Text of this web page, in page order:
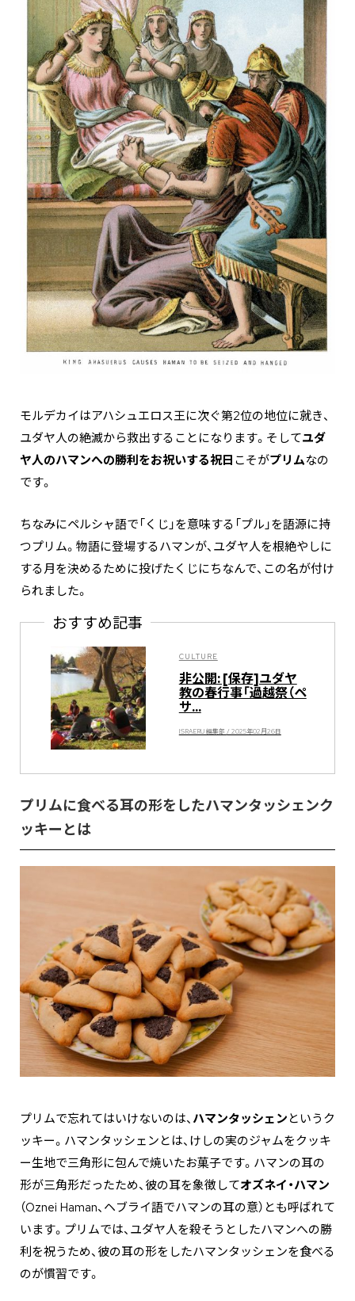
モルデカイはアハシュエロス王に次ぐ第2位の地位に就き、
ユダヤ人の絶滅から救出することになります。そしてユダ
ヤ人のハマンへの勝利をお祝いする祝日 こそがプリムなの
です。
ちなみにペルシャ語で「くじ」を意味する「プル」を語源に持
つプリム。物語に登場するハマンが、ユダヤ人を根絶やしに
する月を決めるために投げたくじにちなんで、この名が付け
られました。
おすすめ記事
CULTURE
非公開: [保存]ユダヤ
教の春行事「過越祭（ペ
サ...
ISRAERU 編集部 / 2025年02月26日
プリムに食べる耳の形をしたハマンタッシェンク
ッキーとは
プリムで忘れてはいけないのは、 ハマンタッシェン というク
ッキー。ハマンタッシェンとは、けしの実のジャムをクッキ
ー生地で三角形に包んで焼いたお菓子です。ハマンの耳の
形が三角形だったため、彼の耳を象徴してオズネイ・ハマン
（Oznei Haman、ヘブライ語でハマンの耳の意）とも呼ばれて
います。プリムでは、ユダヤ人を殺そうとしたハマンへの勝
利を祝うため、彼の耳の形をしたハマンタッシェンを食べる
のが慣習です。